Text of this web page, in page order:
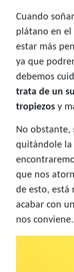
Cuando
plátano en el
estar más
ya que
debemos
trata de un
tropiezos y
No obstante,
quitándole la
que nos
de esto, está
acabar con
nos conviene.